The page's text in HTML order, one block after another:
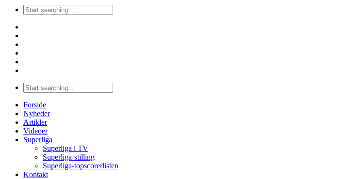
Forside
Nyheder
Artikler
Videoer
Superliga
Superliga i TV
Superliga-stilling
Superliga-topscorerlisten
Kontakt